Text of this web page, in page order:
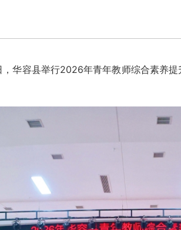
容县举行2026年青年教师综合素养提